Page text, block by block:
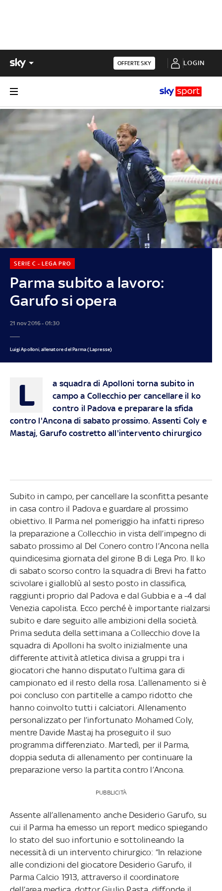
OFFERTE SKY LOGIN
Parma subito a lavoro:
Garufo si opera
SERIE C - LEGA PRO
21 nov 2016 - 01:30
Luigi Apolloni, allenatore del Parma (Lapresse)
L
a squadra di Apolloni torna subito in
campo a Collecchio per cancellare il ko
contro il Padova e preparare la sfida
contro l'Ancona di sabato prossimo. Assenti Coly e
Mastaj, Garufo costretto all'intervento chirurgico
Subito in campo, per cancellare la sconfitta pesante
in casa contro il Padova e guardare al prossimo
obiettivo. Il Parma nel pomeriggio ha infatti ripreso
la preparazione a Collecchio in vista dell’impegno di
sabato prossimo al Del Conero contro l’Ancona nella
quindicesima giornata del girone B di Lega Pro. Il ko
di sabato scorso contro la squadra di Brevi ha fatto
scivolare i gialloblù al sesto posto in classifica,
raggiunti proprio dal Padova e dal Gubbia e a -4 dal
Venezia capolista. Ecco perché è importante rialzarsi
subito e dare seguito alle ambizioni della società.
Prima seduta della settimana a Collecchio dove la
squadra di Apolloni ha svolto inizialmente una
differente attività atletica divisa a gruppi tra i
giocatori che hanno disputato l’ultima gara di
campionato ed il resto della rosa. L’allenamento si è
poi concluso con partitelle a campo ridotto che
hanno coinvolto tutti i calciatori. Allenamento
personalizzato per l’infortunato Mohamed Coly,
mentre Davide Mastaj ha proseguito il suo
programma differenziato. Martedì, per il Parma,
doppia seduta di allenamento per continuare la
preparazione verso la partita contro l’Ancona.
PUBBLICITÀ
Assente all’allenamento anche Desiderio Garufo, su
cui il Parma ha emesso un report medico spiegando
lo stato del suo infortunio e sottolineando la
necessità di un intervento chirurgico: “In relazione
alle condizioni del giocatore Desiderio Garufo, il
Parma Calcio 1913, attraverso il coordinatore